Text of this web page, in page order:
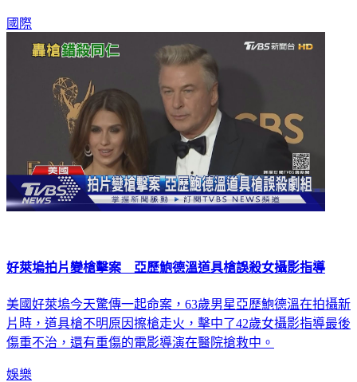
國際
好萊塢拍片變槍擊案 亞歷鮑德溫道具槍誤殺女攝影指導
美國好萊塢今天驚傳一起命案，63歲男星亞歷鮑德溫在拍攝新
片時，道具槍不明原因擦槍走火，擊中了42歲女攝影指導最後
傷重不治，還有重傷的電影導演在醫院搶救中。
娛樂